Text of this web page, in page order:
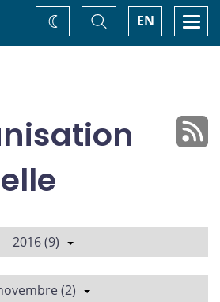
EN
Basculer
la
recherche
Changez
de
2016 (9)
(2)